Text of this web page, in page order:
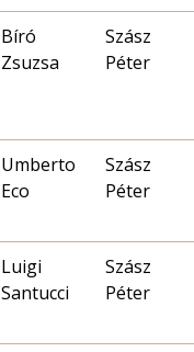
Bíró
Zsuzsa
Szász
Péter
Umberto
Eco
Szász
Péter
Luigi
Santucci
Szász
Péter